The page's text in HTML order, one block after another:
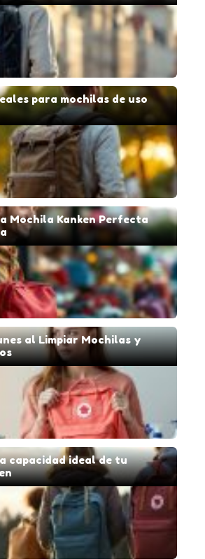
para mochilas de uso
Mochila Kanken Perfecta
al Limpiar Mochilas y
capacidad ideal de tu